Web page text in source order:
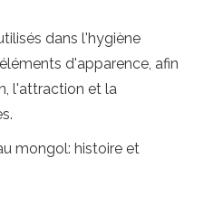
dans l'hygiène
d'apparence, afin
l'attraction et la
mongol: histoire et